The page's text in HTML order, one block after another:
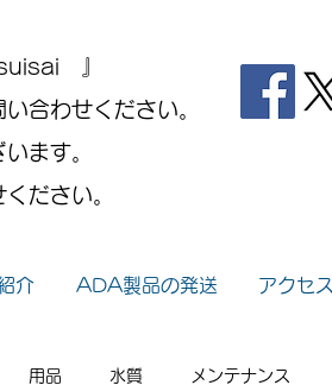
suisai 』
合わせください。
ます。
ださい。
介 ADA製品の発送 アクセス
用品 水質 メンテナンス